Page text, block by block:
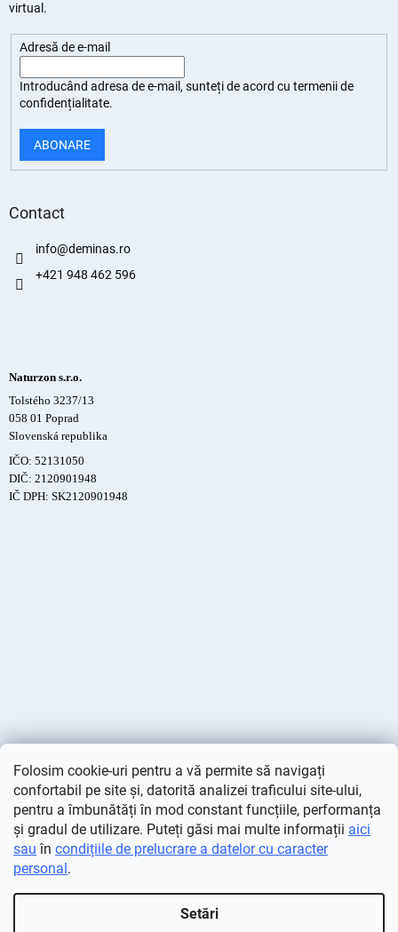
Folosim cookie-uri pentru a vă permite să navigați
confortabil pe site și, datorită analizei traficului site-ului,
pentru a îmbunătăți în mod constant funcțiile, performanța
și gradul de utilizare. Puteți găsi mai multe informații aici
sau în condițiile de prelucrare a datelor cu caracter
personal.
Setări
virtual.
Adresă de e-mail
Introducând adresa de e-mail, sunteți deacord cu termenii de
confidențialitate.
ABONARE
Contact
info@deminas.ro
+421 948 462 596
Naturzon s.r.o.
Tolstého 3237/13
058 01 Poprad
Slovenská republika
IČO: 52131050
DIČ: 2120901948
IČ DPH: SK2120901948